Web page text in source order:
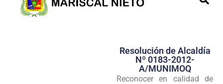
Transparencia
Seguridad
Resolución de Alcaldía
Nº 0183-2012-
A/MUNIMOQ
Reconocer en calidad de